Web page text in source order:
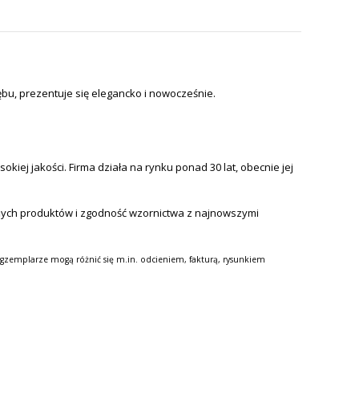
prezentuje się elegancko i nowocześnie.
jakości. Firma działa na rynku ponad 30 lat, obecnie jej
produktów i zgodność wzornictwa z najnowszymi
mogą różnić się m.in. odcieniem, fakturą, rysunkiem